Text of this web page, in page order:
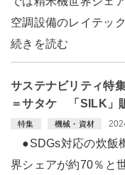
空調設備のレイテッ
続きを読む
サステナビリティ特
＝サタケ 「SILK」
特集 機械・資材
●SDGs対応の炊
界シェアが約70％と